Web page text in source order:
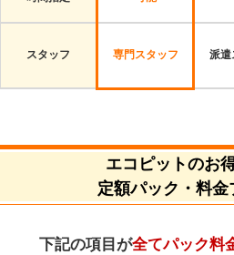
スタッフ 専門スタッフ 派遣
エコピットのお
定額パック・料金
下記の項目が全てパック料